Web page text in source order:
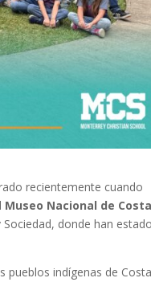
recientemente cuando
Museo Nacional de Costa
donde han estado
pueblos indígenas de Costa